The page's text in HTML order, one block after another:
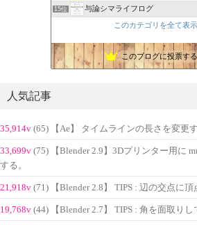
15位 与論シマライフログ
このカテゴリを全て表示
このブログに投票する
人気記事
35,914v (65) 【Ae】 タイムラインの長さを変更す
33,699v (75) 【Blender 2.9】3Dプリンター用に
する。
21,918v (71) 【Blender 2.8】 TIPS : 辺の交点に頂
19,768v (44) 【Blender 2.7】 TIPS : 角を面取り